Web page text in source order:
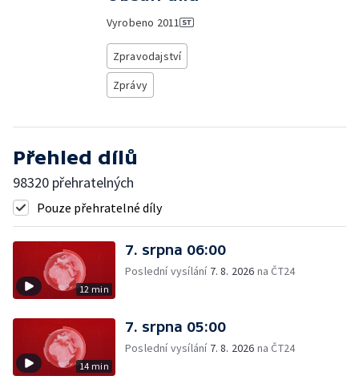
Vyrobeno 2011
Zpravodajství
Zprávy
Přehled dílů
98320 přehratelných
Pouze přehratelné díly
12 min
7. srpna 06:00
Poslední vysílání 7. 8. 2026 na ČT24
14 min
7. srpna 05:00
Poslední vysílání 7. 8. 2026 na ČT24